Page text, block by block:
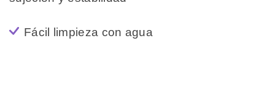
Fácil limpieza con agua